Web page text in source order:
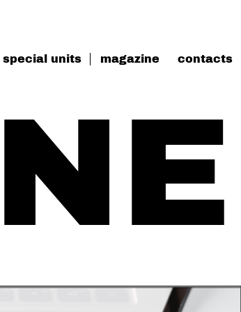
special units magazine contacts